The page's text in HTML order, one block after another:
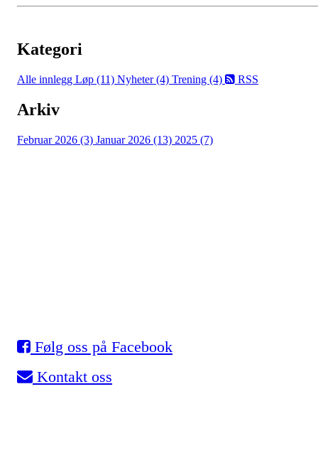
Kategori
Alle innlegg Løp (11) Nyheter (4) Trening (4) RSS
Arkiv
Februar 2026 (3) Januar 2026 (13) 2025 (7)
Følg oss på Facebook
Kontakt oss